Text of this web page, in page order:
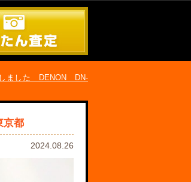
ました DENON DN-
都
2024.08.26